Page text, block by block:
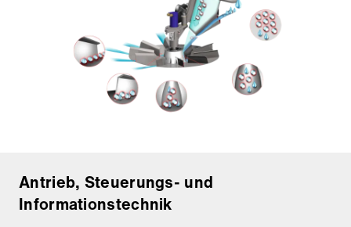
Antrieb, Steuerungs- und
Informationstechnik